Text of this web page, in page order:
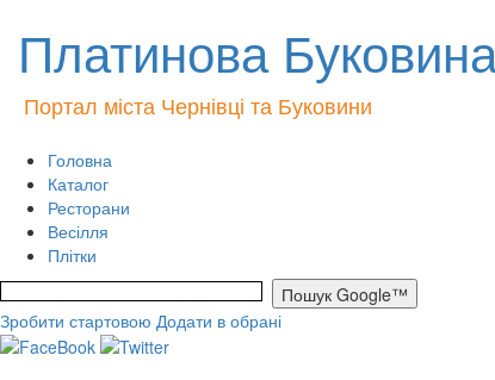
Платинова
Портал міста Чернівці та Буковини
Головна
Каталог
Ресторани
Весілля
Плітки
Зробити стартовою Додати в обрані